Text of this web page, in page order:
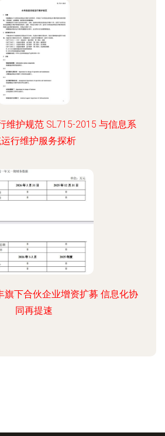
维护规范 SL715-2015 与信息系
行维护服务探析
旗下合伙企业增资扩募 信息化协
同再提速